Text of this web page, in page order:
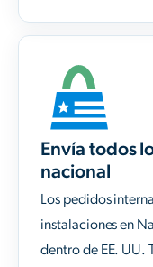
Envía todos
nacional
Los pedidos
instalaciones en
dentro de EE. UU.